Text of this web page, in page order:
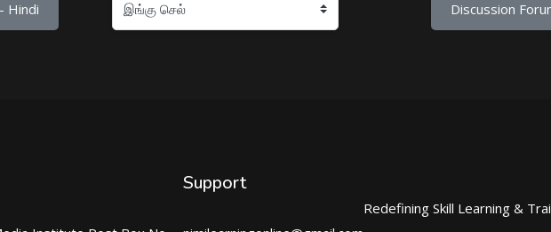
Hindi இங்கு செல் Discussion
Support
Redefining Skill Learning &